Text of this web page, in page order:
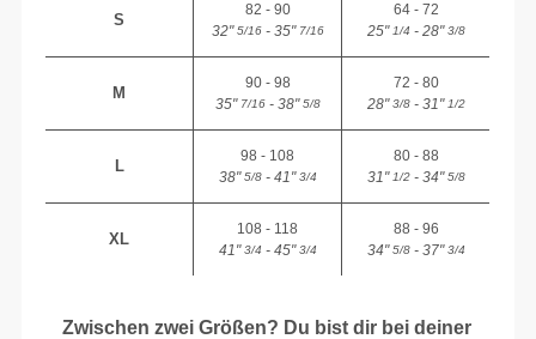
S
82 - 90
32"5/16- 35"7/16
64 - 72
25"1/4 - 28"3/8
M
90 - 98
35"7/16- 38"5/8
72 - 80
28"3/8- 31"1/2
L
98 - 108
38"5/8- 41"3/4
80 - 88
31"1/2- 34"5/8
XL
108 - 118
41"3/4 - 45"3/4
88 - 96
34"5/8- 37"3/4
Zwischen zwei Größen? Du bist dir bei deiner